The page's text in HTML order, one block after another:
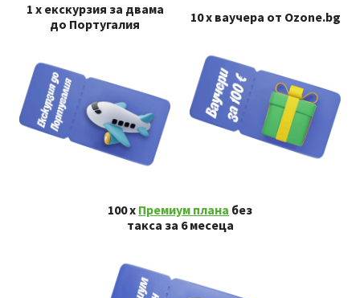
1 х екскурзия за двама
до Португалия
10 х ваучера от Ozone.bg
100 x Премиум плана без
такса за 6 месеца